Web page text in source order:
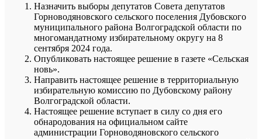
Назначить выборы депутатов Совета депутатов
Горноводяновского сельского поселения Дубовского
муниципального района Волгоградской области по
многомандатному избирательному округу на 8
сентября 2024 года.
Опубликовать настоящее решение в газете «Сельская
новь».
Направить настоящее решение в территориальную
избирательную комиссию по Дубовскому району
Волгоградской области.
Настоящее решение вступает в силу со дня его
обнародования на официальном сайте
администрации Горноводяновского сельского